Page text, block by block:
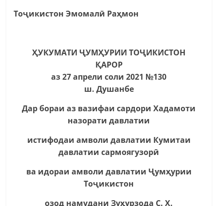
Тоҷикистон Эмомалӣ Раҳмон
ҲУКУМАТИ ҶУМҲУРИИ ТОҶИКИСТОН
ҚАРОР
аз 27 апрели соли 2021 №130
ш. Душанбе
Дар бораи аз вазифаи сардори Хадамоти
назорати давлатии
истифодаи амволи давлатии Кумитаи
давлатии сармоягузорӣ
ва идораи амволи давлатии Ҷумҳурии
Тоҷикистон
озод намудани Зуҳурзода С. Х.